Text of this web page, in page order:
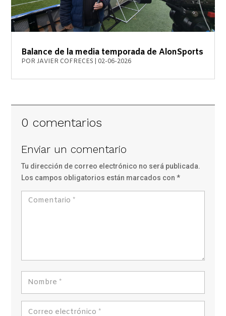
Balance de la media temporada de AlonSports
PORJAVIER COFRECES 02-06-2026
0 comentarios
Enviar un comentario
Tu dirección de correo electrónico no será publicada.
Los campos obligatorios están marcados con*